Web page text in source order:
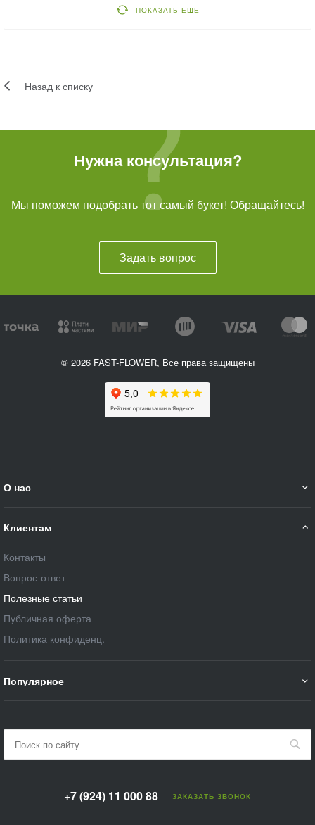
ПОКАЗАТЬ ЕЩЕ
Назад к списку
Нужна консультация?
Мы поможем подобрать тот самый букет! Обращайтесь!
Задать вопрос
© 2026 FAST-FLOWER, Все права защищены
О нас
Клиентам
Контакты
Вопрос-ответ
Полезные статьи
Публичная оферта
Политика конфиденц.
Популярное
+7 (924) 11 000 88 ЗАКАЗАТЬ ЗВОНОК